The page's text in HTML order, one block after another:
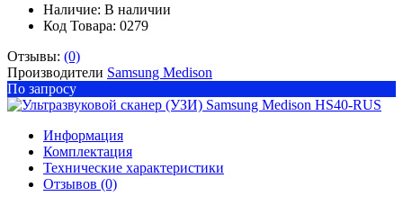
Наличие: В наличии
Код Товара: 0279
Отзывы: (0)
Производители Samsung Medison
По запросу
Информация
Комплектация
Технические характеристики
Отзывов (0)